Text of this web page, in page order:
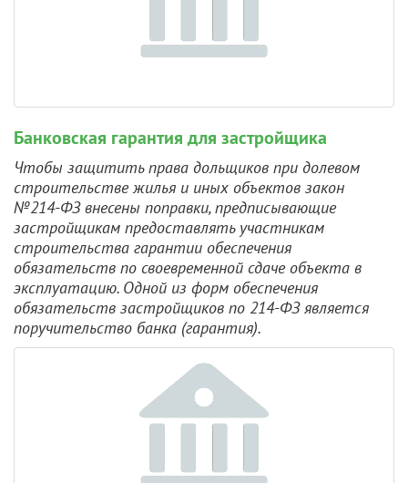
Банковская гарантия для застройщика
Чтобы защитить права дольщиков при долевом
строительстве жилья и иных объектов закон
№214-ФЗ внесены поправки, предписывающие
застройщикам предоставлять участникам
строительства гарантии обеспечения
обязательств по своевременной сдаче объекта в
эксплуатацию. Одной из форм обеспечения
обязательств застройщиков по 214-ФЗ является
поручительство банка (гарантия).